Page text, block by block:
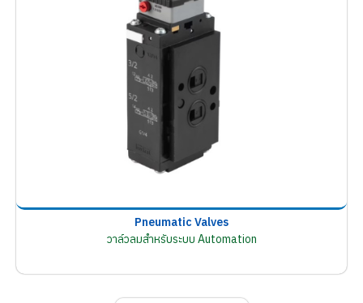
Pneumatic Valves
วาล์วลมสำหรับระบบ Automation